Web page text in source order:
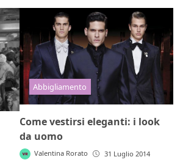
Abbigliamento
Come vestirsi eleganti: i look
da uomo
Valentina Rorato 31 Luglio 2014